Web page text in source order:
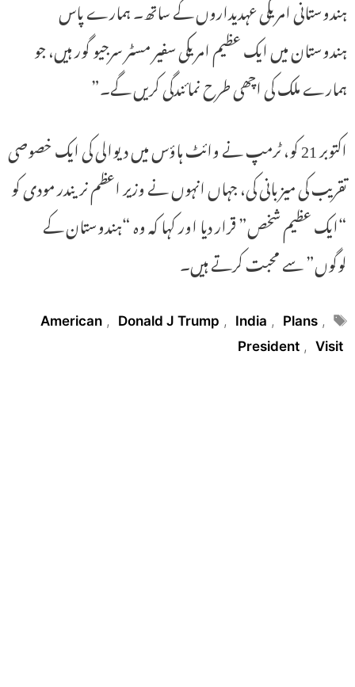
ہندوستانی امریکی عہدیداروں کے ساتھ۔ ہمارے پاس
ہندوستان میں ایک عظیم امریکی سفیر مسٹر سرجیو گور ہیں، جو
ہمارے ملک کی اچھی طرح نمائندگی کریں گے۔”
اکتوبر 21 کو، ٹرمپ نے وائٹ ہاؤس میں دیوالی کی ایک خصوصی
تقریب کی میزبانی کی، جہاں انہوں نے وزیر اعظم نریندر مودی کو
“ایک عظیم شخص” قرار دیا اور کہا کہ وہ “ہندوستان کے
لوگوں” سے محبت کرتے ہیں۔
Tags
American , Donald J Trump , India , Plans ,
President , Visit